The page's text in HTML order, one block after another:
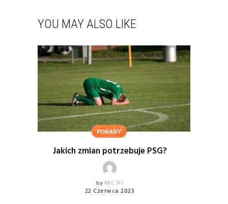
YOU MAY ALSO LIKE
PORADY
Jakich zmian potrzebuje PSG?
by KBC TFI
22 Czerwca 2023